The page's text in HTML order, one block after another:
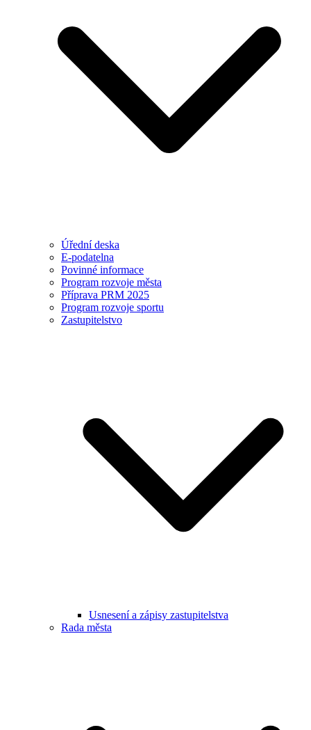
Úřední deska
E-podatelna
Povinné informace
Program rozvoje města
Příprava PRM 2025
Program rozvoje sportu
Zastupitelstvo
Usnesení a zápisy zastupitelstva
Rada města